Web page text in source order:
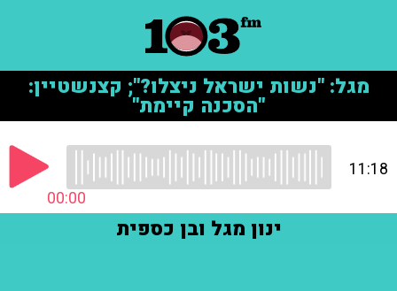
מגל: "נשות ישראל ניצלו?"; קצנשטיין:
"הסכנה קיימת"
00:00
11:18
ינון מגל ובן כספית